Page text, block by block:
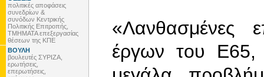
πολιτικές αποφάσεις
συνεδρίων &
συνόδων Κεντρικής
Πολιτικής Επιτροπής,
ΤΜΗΜΑΤΑ επεξεργασίας
θέσεων της ΚΠΕ
ΒΟΥΛΗ
βουλευτές ΣΥΡΙΖΑ,
ερωτήσεις,
επερωτήσεις,
«Λανθασμένες
έργων του Ε65,